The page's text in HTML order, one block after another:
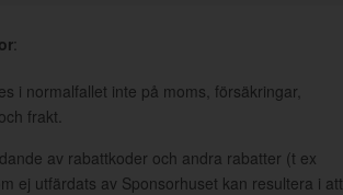
:
i normalfallet inte på moms, försäkringar,
frakt.
av rabattkoder och andra rabatter (t ex
ej utfärdats av Sponsorhuset kan resultera i att